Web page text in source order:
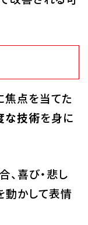
点を当てた
な技術を身に
、喜び・悲し
動かして表情